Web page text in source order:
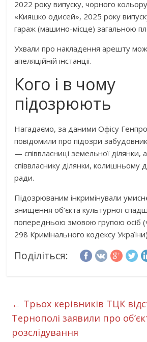
2022 року випуску, чорного
«Кияшко одисей», 2025 року
гараж (машино-місце) загальною
Ухвали про накладення арешту
апеляційній інстанції.
Кого і в чому
підозрюють
Нагадаємо, за даними Офісу
повідомили про підозри
— співвласниці земельної ділянки,
співвласнику ділянки, колишньому
ради.
Підозрюваним інкримінували
знищення об’єкта культурної
попередньою змовою групою осіб
298 Кримінального кодексу
Поділіться:
← Трьох керівників ТЦК
Тернополі заявили про
розслідування